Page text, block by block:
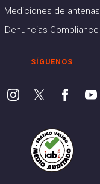
Mediciones de antenas
Denuncias Compliance
SÍGUENOS